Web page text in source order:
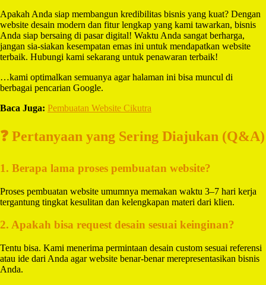
Apakah Anda siap membangun kredibilitas bisnis yang kuat? Dengan
website desain modern dan fitur lengkap yang kami tawarkan, bisnis
Anda siap bersaing di pasar digital! Waktu Anda sangat berharga,
jangan sia-siakan kesempatan emas ini untuk mendapatkan website
terbaik. Hubungi kami sekarang untuk penawaran terbaik!
…kami optimalkan semuanya agar halaman ini bisa muncul di
berbagai pencarian Google.
Baca Juga: Pembuatan Website Cikutra
❓ Pertanyaan yang Sering Diajukan (Q&A)
1. Berapa lama proses pembuatan website?
Proses pembuatan website umumnya memakan waktu 3–7 hari kerja
tergantung tingkat kesulitan dan kelengkapan materi dari klien.
2. Apakah bisa request desain sesuai keinginan?
Tentu bisa. Kami menerima permintaan desain custom sesuai referensi
atau ide dari Anda agar website benar-benar merepresentasikan bisnis
Anda.